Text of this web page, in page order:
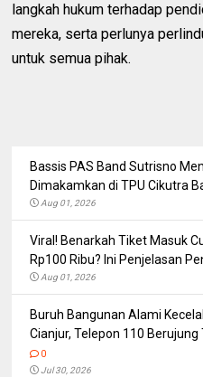
langkah hukum terhadap
mereka, serta perlunya
untuk semua pihak.
Bassis PAS Band Sutrisno
Dimakamkan di TPU Cikutra
Aug 01, 2026
Viral! Benarkah Tiket Masuk
Rp100 Ribu? Ini Penjelasan
Aug 01, 2026
Buruh Bangunan Alami
Cianjur, Telepon 110
0
Jul 30, 2026